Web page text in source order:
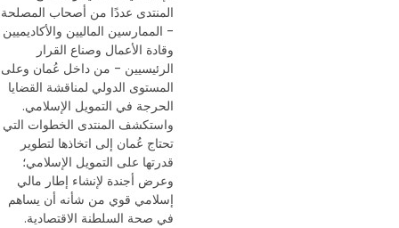
المنتدى عددًا من أصحاب المصلحة
- الممارسين الماليين والأكاديميين
وقادة الأعمال وصناع القرار
الرئيسيين - من داخل عُمان وعلى
المستوى الدولي لمناقشة القضايا
الحرجة في التمويل الإسلامي.
واستكشف المنتدى الخطوات التي
تحتاج عُمان إلى اتخاذها لتطوير
قدرتها على التمويل الإسلامي؛
وعرض أجندة لإنشاء إطار مالي
إسلامي قوي من شأنه أن يساهم
في صحة السلطنة الاقتصادية.